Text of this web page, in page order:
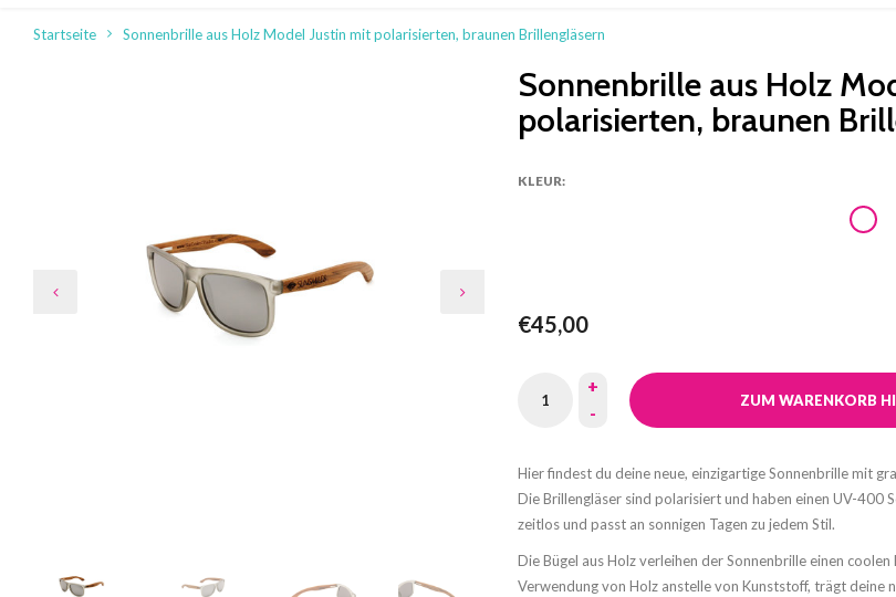
Startseite Sonnenbrille aus Holz Model Justin mit polarisierten, braunen Brillengläsern
Sonnenbrille aus Holz
polarisierten, braunen
KLEUR:
€45,00
+
-
ZUM WARENKORB
Hier findest du deine neue, einzigartige Sonnenbrille mit
Die Brillengläser sind polarisiert und haben einen UV-400
zeitlos und passt an sonnigen Tagen zu jedem Stil.
Die Bügel aus Holz verleihen der Sonnenbrille einen
Verwendung von Holz anstelle von Kunststoff, trägt deine